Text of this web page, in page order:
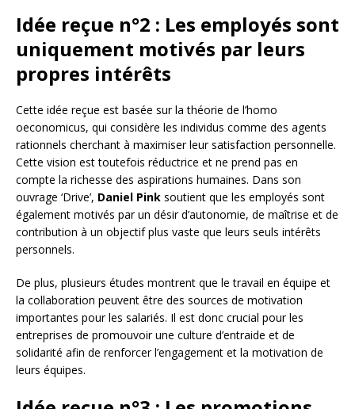
Idée reçue n°2 : Les employés sont
uniquement motivés par leurs
propres intérêts
Cette idée reçue est basée sur la théorie de l’homo
oeconomicus, qui considère les individus comme des agents
rationnels cherchant à maximiser leur satisfaction personnelle.
Cette vision est toutefois réductrice et ne prend pas en
compte la richesse des aspirations humaines. Dans son
ouvrage ‘Drive’, Daniel Pink soutient que les employés sont
également motivés par un désir d’autonomie, de maîtrise et de
contribution à un objectif plus vaste que leurs seuls intérêts
personnels.
De plus, plusieurs études montrent que le travail en équipe et
la collaboration peuvent être des sources de motivation
importantes pour les salariés. Il est donc crucial pour les
entreprises de promouvoir une culture d’entraide et de
solidarité afin de renforcer l’engagement et la motivation de
leurs équipes.